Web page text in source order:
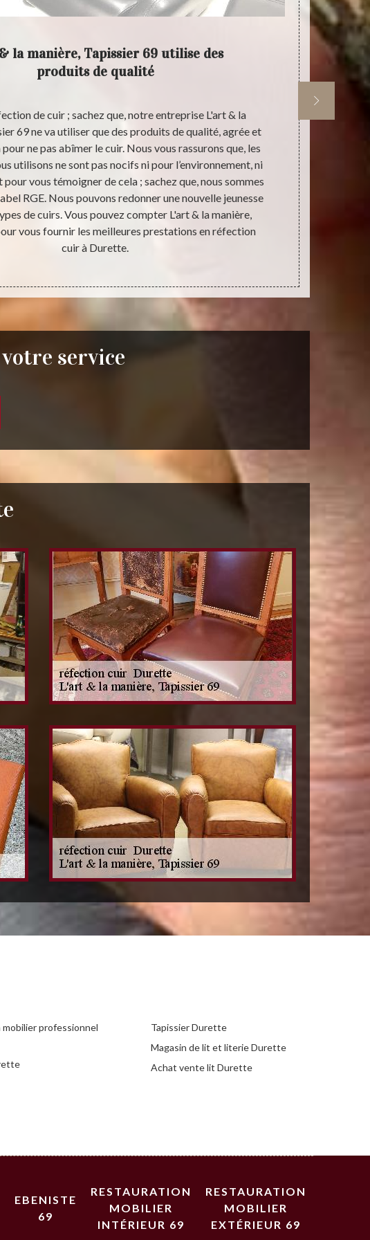
la manière, Tapissier 69 utilise des
produits de qualité
de cuir ; sachez que, notre entreprise L'art & la
69 ne va utiliser que des produits de qualité, agrée et
ne pas abîmer le cuir. Nous vous rassurons que, les
utilisons ne sont pas nocifs ni pour l’environnement, ni
pour vous témoigner de cela ; sachez que, nous sommes
RGE. Nous pouvons redonner une nouvelle jeunesse
de cuirs. Vous pouvez compter L'art & la manière,
vous fournir les meilleures prestations en réfection
cuir à Durette.
Vos
service
professionnel
Tapissier Durette
Magasin de lit et literie Durette
Achat vente lit Durette
EBENISTE
69
RESTAURATION
MOBILIER
INTÉRIEUR 69
RESTAURATION
MOBILIER
EXTÉRIEUR 69